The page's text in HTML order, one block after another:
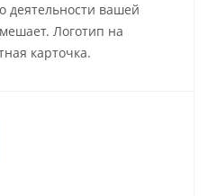
деятельности вашей
Логотип на
карточка.